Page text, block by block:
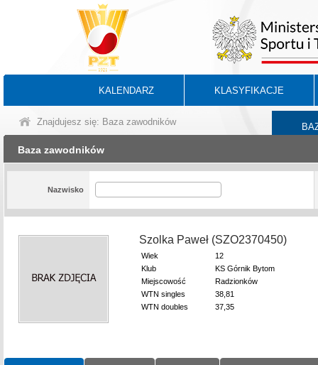
KALENDARZ KLASYFIKACJE
Znajdujesz się: Baza zawodników
Baza zawodników
Nazwisko
Szolka Paweł (SZO2370450)
Wiek
12
Klub
KS Górnik Bytom
Miejscowość
Radzionków
WTN singles
38,81
WTN doubles
37,35